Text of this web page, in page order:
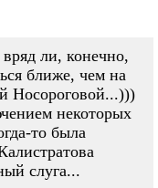
ли, конечно,
ближе, чем на
Носороговой...)))
некоторых
то была
слуга...